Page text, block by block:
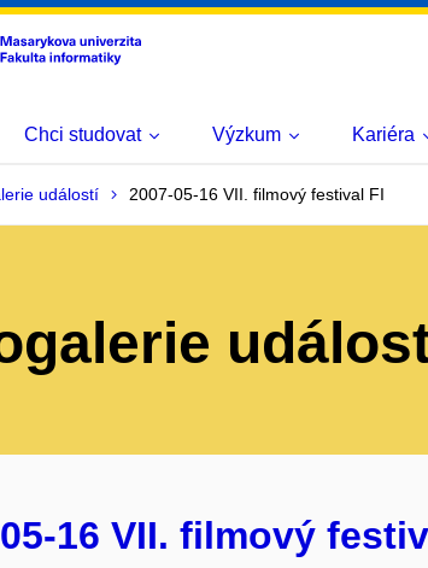
Chci studovat Výzkum Kariéra
událostí 2007-05-16 VII. filmový festival FI
16 VII. filmový